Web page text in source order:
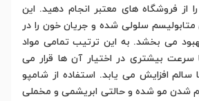
از فروشگاه های معتبر انجام دهید. این
سلولی شده و جریان خون را در
می بخشد. به این ترتیب تمامی مواد
سرعت بیشتری در اختیار آن ها قرار می
افزایش می یابد. استفاده از شامپو
شدن مو شده و حالتی ابریشمی و مخملی